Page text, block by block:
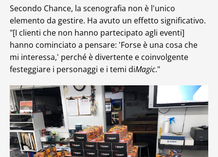
Secondo Chance, la scenografia non è l'unico
elemento da gestire. Ha avuto un effetto significativo.
"[I clienti che non hanno partecipato agli eventi]
hanno cominciato a pensare: 'Forse è una cosa che
mi interessa,' perché è divertente e coinvolgente
festeggiare i personaggi e i temi diMagic."